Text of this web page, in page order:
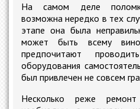
На самом деле
возможна нередко в тех
этапе она была
может быть всему
предпочитают
оборудования
был привлечен не совсем
Несколько реже ремонт